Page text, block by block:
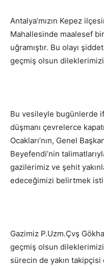
Antalya’mızın Kepez
Mahallesinde maalesef
uğramıştır. Bu olayı
geçmiş olsun
Bu vesileyle bugünlerde
düşmanı çevrelerce
Ocakları’nın, Genel
Beyefendi’nin
gazilerimiz ve şehit
edeceğimizi belirtmek
Gazimiz P.Uzm.Çvş
geçmiş olsun
sürecin de yakın takipçisi